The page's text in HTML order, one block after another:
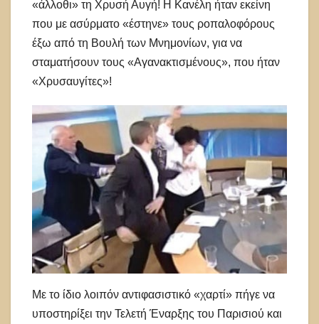
«άλλοθι» τη Χρυσή Αυγή! Η Κανέλη ήταν εκείνη
που με ασύρματο «έστηνε» τους ροπαλοφόρους
έξω από τη Βουλή των Μνημονίων, για να
σταματήσουν τους «Αγανακτι­σμένους», που ήταν
«Χρυσαυγίτες»!
Με το ίδιο λοιπόν αντιφασιστικό «χαρτί» πήγε να
υποστηρίξει την Τελετή Έναρξης του Παρισιού και